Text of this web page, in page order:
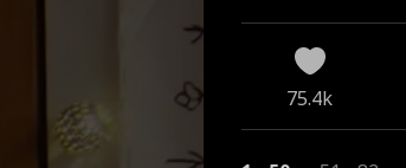
75.4k